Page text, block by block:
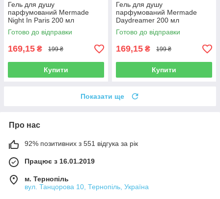
Гель для душу
парфумований Mermade
Night In Paris 200 мл
Готово до відправки
169,15 ₴ 199 ₴
Купити
Гель для душу
парфумований Mermade
Daydreamer 200 мл
Готово до відправки
169,15 ₴ 199 ₴
Купити
Показати ще
Про нас
92% позитивних з 551 відгука за рік
Працює з 16.01.2019
м. Тернопіль
вул. Танцорова 10, Тернопіль, Україна